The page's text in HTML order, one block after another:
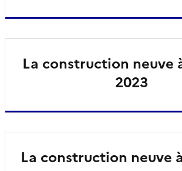
La construction neuve
2023
La construction neuve